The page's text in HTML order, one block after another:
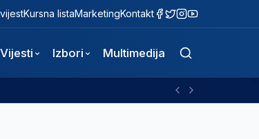
Kursna listaMarketingKontakt
Vijesti Izbori Multimedija